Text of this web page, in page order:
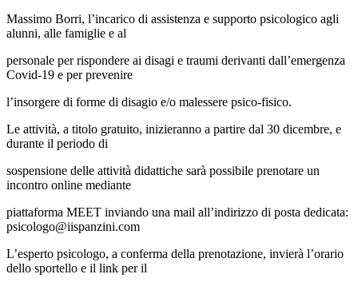
Massimo Borri, l’incarico di assistenza e supporto psicologico agli
alunni, alle famiglie e al
personale per rispondere ai disagi e traumi derivanti dall’emergenza
Covid-19 e per prevenire
l’insorgere di forme di disagio e/o malessere psico-fisico.
Le attività, a titolo gratuito, inizieranno a partire dal 30 dicembre, e
durante il periodo di
sospensione delle attività didattiche sarà possibile prenotare un
incontro online mediante
piattaforma MEET inviando una mail all’indirizzo di posta dedicata:
psicologo@iispanzini.com
L’esperto psicologo, a conferma della prenotazione, invierà l’orario
dello sportello e il link per il